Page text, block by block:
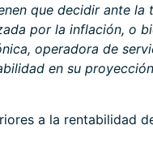
que decidir ante la
por la inflación, o
operadora de
en su
a la rentabilidad